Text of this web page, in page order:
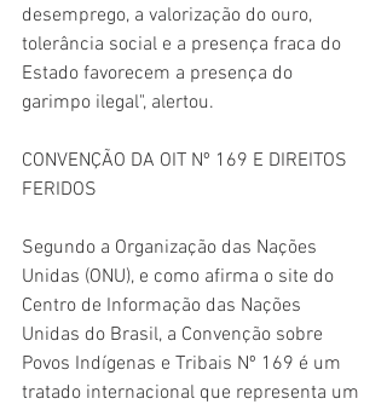
desemprego, a valorização do ouro,
tolerância social e a presença fraca do
Estado favorecem a presença do
garimpo ilegal", alertou.
CONVENÇÃO DA OIT Nº 169 E DIREITOS
FERIDOS
Segundo a Organização das Nações
Unidas (ONU), e como afirma o site do
Centro de Informação das Nações
Unidas do Brasil, a Convenção sobre
Povos Indígenas e Tribais Nº 169 é um
tratado internacional que representa um